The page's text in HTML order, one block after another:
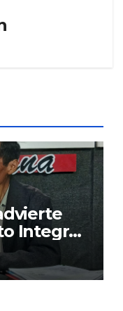
Integral
para